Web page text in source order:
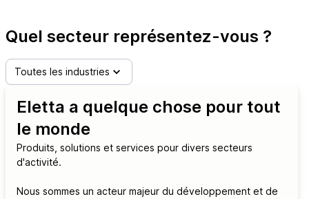
Quel secteur représentez-vous ?
Toutes les industries
Eletta a quelque chose pour tout
le monde
Produits, solutions et services pour divers secteurs
d'activité.
Nous sommes un acteur majeur du développement et de